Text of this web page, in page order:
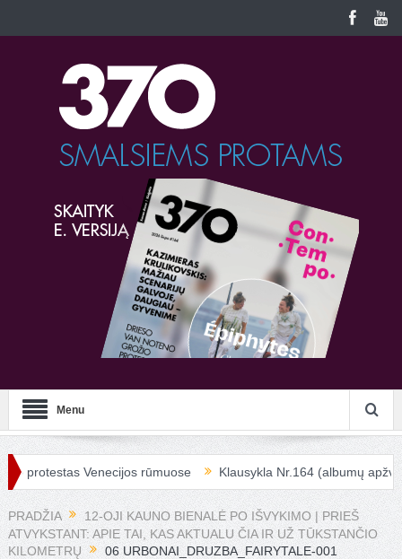
Menu
Venecijos rūmuose Klausykla Nr.164 (albumų apžvalga)
PRADŽIA
12-OJI KAUNO BIENALĖ PO IŠVYKIMO | PRIEŠ
ATVYKSTANT: APIE TAI, KAS AKTUALU ČIA IR UŽ TŪKSTANČIO
KILOMETRŲ
06 URBONAI_DRUZBA_FAIRYTALE-001